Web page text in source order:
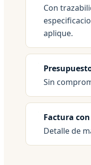
Con
aplique.
Sin
Factura
Detalle de